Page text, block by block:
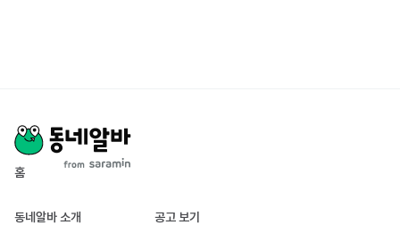
홈
동네알바 소개 공고 보기